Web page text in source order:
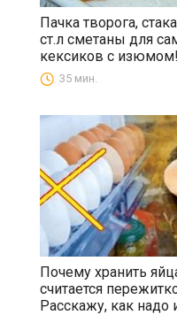
Выпечка
Пачка творога,
ст.л сметаны для
кексиков с изюмом!
35 мин.
Все
Почему хранить
считается
Расскажу, как надо